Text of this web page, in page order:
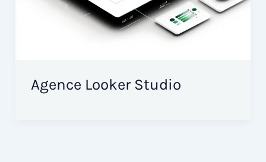
Agence Looker Studio